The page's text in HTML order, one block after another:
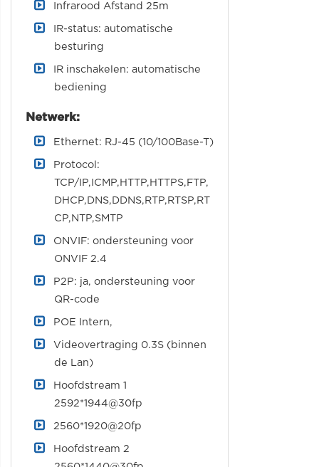
Infrarood Afstand 25m
IR-status: automatische
besturing
IR inschakelen: automatische
bediening
Netwerk:
Ethernet: RJ-45 (10/100Base-T)
Protocol:
TCP/IP,ICMP,HTTP,HTTPS,FTP,
DHCP,DNS,DDNS,RTP,RTSP,RT
CP,NTP,SMTP
ONVIF: ondersteuning voor
ONVIF 2.4
P2P: ja, ondersteuning voor
QR-code
POE Intern,
Videovertraging 0.3S (binnen
de Lan)
Hoofdstream 1
2592*1944@30fp
2560*1920@20fp
Hoofdstream 2